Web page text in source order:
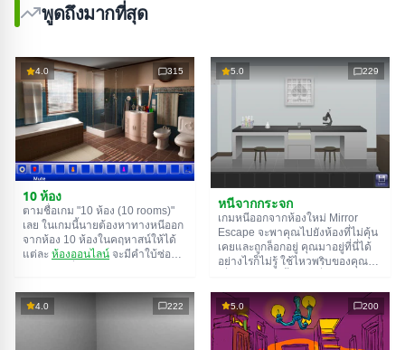
พูดถึงมากที่สุด
4.0 315
10 ห้อง
ตามชื่อเกม "10 ห้อง (10 rooms)"
เลย ในเกมนี้นายต้องหาทางหนีออก
จากห้อง 10 ห้องในคฤหาสน์ให้ได้
แต่ละ ห้องออนไลน์ จะมีคำใบ้ซ่อน
อีกห้องนึง เป็นแบบนี้ไปเรื่อยๆ จนถึง
ห้องที่สิบ ลองเคลียร์ให้ครบทุกห้องสิ!
5.0 229
หนีจากกระจก
เกมหนีออกจากห้องใหม่ Mirror
Escape จะพาคุณไปยังห้องที่ไม่คุ้น
เคยและถูกล็อกอยู่ คุณมาอยู่ที่นี่ได้
อย่างไรก็ไม่รู้ ใช้ไหวพริบของคุณ
ไว้ให้และหาทางสู่อิสรภาพ สำรวจ
ห้องอย่างละเอียด บางทีคุณอาจจะ
เจอเบาะแสบางอย่างก็ได้ ขอให้โชค
4.0 222 5.0 200